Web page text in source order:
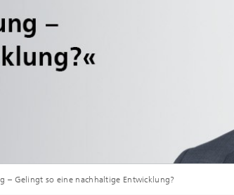
– Gelingt so eine nachhaltige Entwicklung?